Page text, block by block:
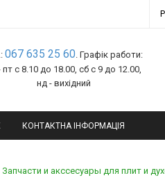
067 635 25 60. Графік работи:
пт с 8.10 до 18.00, сб с 9 до 12.00,
нд - вихідний
КОНТАКТНА ІНФОРМАЦІЯ
Запчасти и акссесуары для плит и